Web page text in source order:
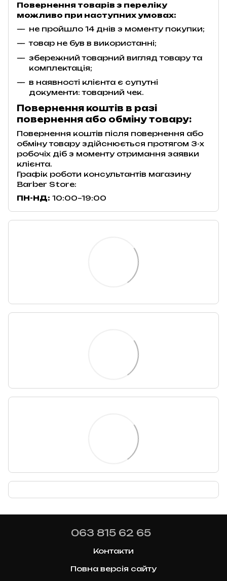
Повернення товарів з переліку
можливо при наступних умовах:
не пройшло 14 днів з моменту покупки;
товар не був в використанні;
збережний товарний вигляд товару та
комплектація;
в наявності клієнта є супутні
документи: товарний чек.
Повернення коштів в разі
повернення або обміну товару:
Повернення коштів після повернення або
обміну товару здійснюється протягом 3-х
робочіх діб з моменту отримання заявки
клієнта.
Графік роботи консультантів магазину
Barber Store:
ПН-НД: 10:00–19:00
063 815 62 65
Контакти
Повна версія сайту